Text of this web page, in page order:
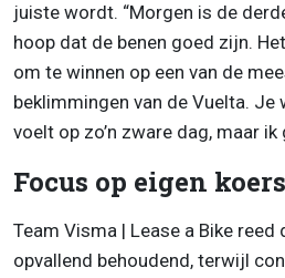
juiste wordt. “Morgen is de
hoop dat de benen goed zijn.
om te winnen op een van de
beklimmingen van de Vuelta.
voelt op zo’n zware dag, maar ik
Focus op eigen koers
Team Visma | Lease a Bike reed
opvallend behoudend, terwijl